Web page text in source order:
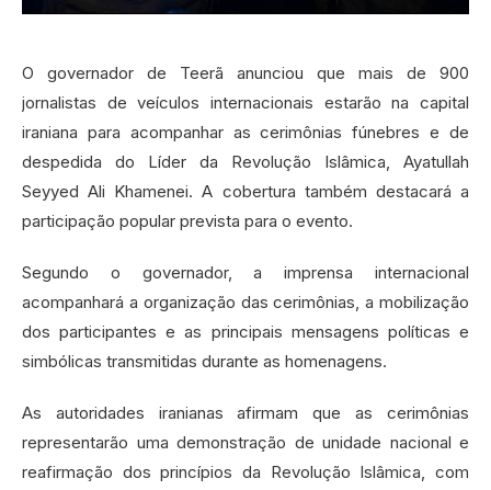
O governador de Teerã anunciou que mais de 900
jornalistas de veículos internacionais estarão na capital
iraniana para acompanhar as cerimônias fúnebres e de
despedida do Líder da Revolução Islâmica, Ayatullah
Seyyed Ali Khamenei. A cobertura também destacará a
participação popular prevista para o evento.
Segundo o governador, a imprensa internacional
acompanhará a organização das cerimônias, a mobilização
dos participantes e as principais mensagens políticas e
simbólicas transmitidas durante as homenagens.
As autoridades iranianas afirmam que as cerimônias
representarão uma demonstração de unidade nacional e
reafirmação dos princípios da Revolução Islâmica, com